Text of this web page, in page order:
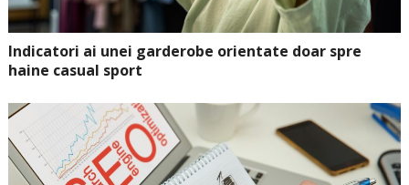
Indicatori ai unei garderobe orientate doar spre
haine casual sport